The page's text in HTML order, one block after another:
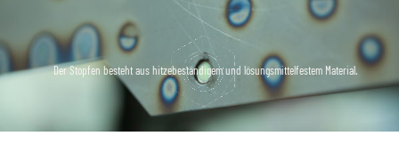
Der Stopfen besteht aus hitzebeständigem und lösungsmittelfestem Material.